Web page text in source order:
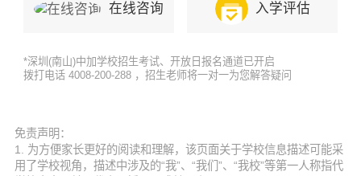
在线咨询 入学评估
*深圳(南山)中加学校招生考试、开放日报名通道已开启
拨打电话 4008-200-288 ，招生老师将一对一为您解答疑问
免责声明：
1. 为方便家长更好的阅读和理解，该页面关于学校信息描述可能采
用了学校视角，描述中涉及的“我”、“我们”、“我校”等第一人称指代